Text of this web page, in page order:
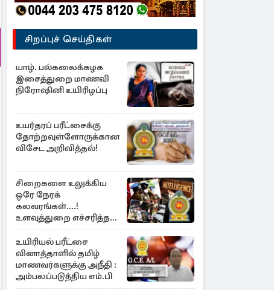
சிறப்புச் செய்திகள்
யாழ். பல்கலைக்கழக
இசைத்துறை மாணவி
நிரோஷினி உயிரிழப்பு
உயர்தரப் பரீட்சைக்கு
தோற்றவுள்ளோருக்கான
விசேட அறிவித்தல்!
சிறைகளை உலுக்கிய
ஒரே நேரக்
கலவரங்கள்....!
உளவுத்துறை எச்சரித்த
பாரிய சதி அம்பலம்
உயிரியல் பரீட்சை
வினாத்தாளில் தமிழ்
மாணவர்களுக்கு அநீதி :
அம்பலப்படுத்திய எம்.பி